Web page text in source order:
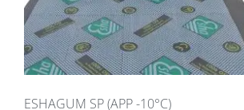
ESHAGUM SP (APP -10°C)